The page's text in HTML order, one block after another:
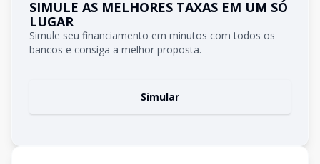
SIMULE AS MELHORES TAXAS EM UM SÓ
LUGAR
Simule seu financiamento em minutos com todos os
bancos e consiga a melhor proposta.
Simular